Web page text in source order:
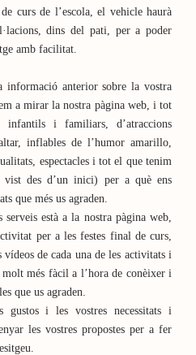
curs de l’escola, el vehicle haurà
dins del pati, per a poder
amb facilitat.
informació anterior sobre la vostra
a mirar la nostra pàgina web, i tot
infantils i familiars, d’atraccions
inflables de l’humor amarillo,
espectacles i tot el que tenim
vist des d’un inici) per a què ens
que més us agraden.
està a la nostra pàgina web,
per a les festes final de curs,
de cada una de les activitats i
més fàcil a l’hora de conèixer i
que us agraden.
gustos i les vostres necessitats i
les vostres propostes per a fer